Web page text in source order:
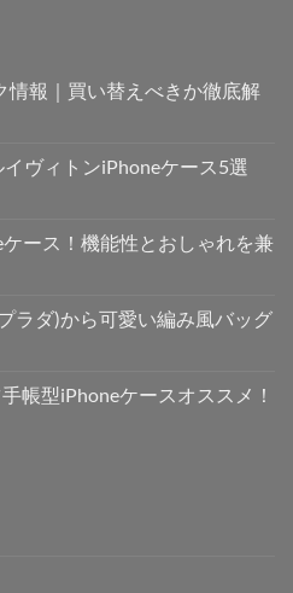
情報｜買い替えべきか徹底解
ヴィトンiPhoneケース5選
ース！機能性とおしゃれを兼
ラダ)から可愛い編み風バッグ
帳型iPhoneケースオススメ！